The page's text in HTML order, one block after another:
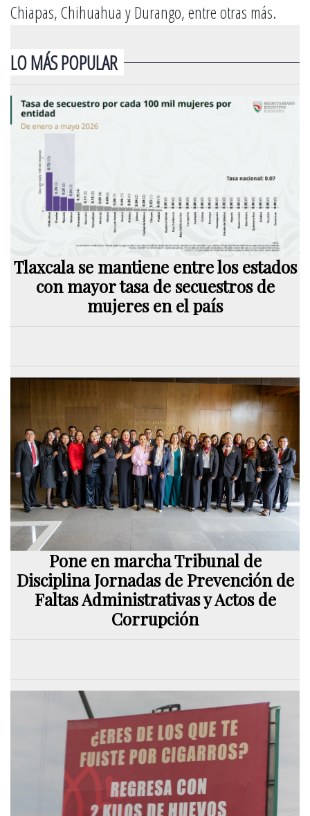
Chiapas, Chihuahua y Durango, entre otras más.
LO MÁS POPULAR
Tlaxcala se mantiene entre los estados
con mayor tasa de secuestros de
mujeres en el país
Pone en marcha Tribunal de
Disciplina Jornadas de Prevención de
Faltas Administrativas y Actos de
Corrupción